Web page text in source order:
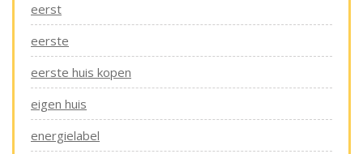
eerst
eerste
eerste huis kopen
eigen huis
energielabel